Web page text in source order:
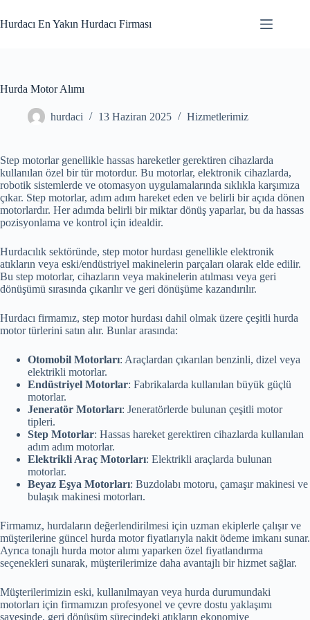
to
content
Hurdacı En Yakın Hurdacı Firması
Hurda Motor Alımı
hurdaci 13 Haziran 2025 Hizmetlerimiz
Step motorlar genellikle hassas hareketler gerektiren cihazlarda
kullanılan özel bir tür motordur. Bu motorlar, elektronik cihazlarda,
robotik sistemlerde ve otomasyon uygulamalarında sıklıkla karşımıza
çıkar. Step motorlar, adım adım hareket eden ve belirli bir açıda dönen
motorlardır. Her adımda belirli bir miktar dönüş yaparlar, bu da hassas
pozisyonlama ve kontrol için idealdir.
Hurdacılık sektöründe, step motor hurdası genellikle elektronik
atıkların veya eski/endüstriyel makinelerin parçaları olarak elde edilir.
Bu step motorlar, cihazların veya makinelerin atılması veya geri
dönüşümü sırasında çıkarılır ve geri dönüşüme kazandırılır.
Hurdacı firmamız, step motor hurdası dahil olmak üzere çeşitli hurda
motor türlerini satın alır. Bunlar arasında:
Otomobil Motorları: Araçlardan çıkarılan benzinli, dizel veya
elektrikli motorlar.
Endüstriyel Motorlar: Fabrikalarda kullanılan büyük güçlü
motorlar.
Jeneratör Motorları: Jeneratörlerde bulunan çeşitli motor
tipleri.
Step Motorlar: Hassas hareket gerektiren cihazlarda kullanılan
adım adım motorlar.
Elektrikli Araç Motorları: Elektrikli araçlarda bulunan
motorlar.
Beyaz Eşya Motorları: Buzdolabı motoru, çamaşır makinesi ve
bulaşık makinesi motorları.
Firmamız, hurdaların değerlendirilmesi için uzman ekiplerle çalışır ve
müşterilerine güncel hurda motor fiyatlarıyla nakit ödeme imkanı sunar.
Ayrıca tonajlı hurda motor alımı yaparken özel fiyatlandırma
seçenekleri sunarak, müşterilerimize daha avantajlı bir hizmet sağlar.
Müşterilerimizin eski, kullanılmayan veya hurda durumundaki
motorları için firmamızın profesyonel ve çevre dostu yaklaşımı
sayesinde, geri dönüşüm sürecindeki atıkların ekonomiye